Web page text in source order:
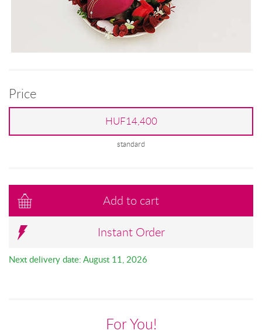
Price
HUF14,400
standard
Add to cart
Instant Order
Next delivery date: August 11, 2026
For You!